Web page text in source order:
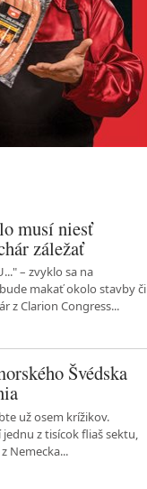
musí niesť
záležať
– zvyklo sa na
makať okolo stavby či
z Clarion Congress...
Švédska
už osem krížikov.
z tisícok fliaš sektu,
Nemecka...